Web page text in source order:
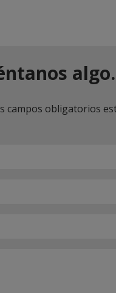
algo.
campos obligatorios